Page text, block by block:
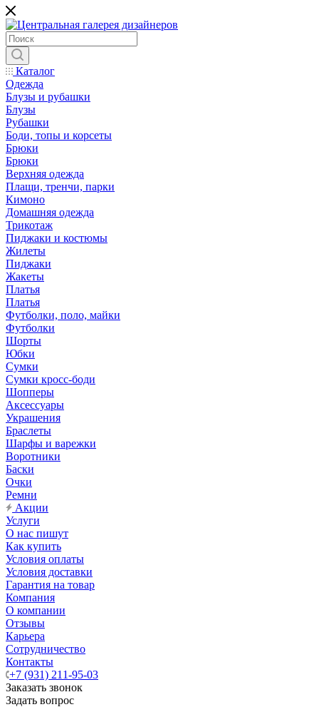
Каталог
Одежда
Блузы и рубашки
Блузы
Рубашки
Боди, топы и корсеты
Брюки
Брюки
Верхняя одежда
Плащи, тренчи, парки
Кимоно
Домашняя одежда
Трикотаж
Пиджаки и костюмы
Жилеты
Пиджаки
Жакеты
Платья
Платья
Футболки, поло, майки
Футболки
Шорты
Юбки
Сумки
Сумки кросс-боди
Шопперы
Аксессуары
Украшения
Браслеты
Шарфы и варежки
Воротники
Баски
Очки
Ремни
Акции
Услуги
О нас пишут
Как купить
Условия оплаты
Условия доставки
Гарантия на товар
Компания
О компании
Отзывы
Карьера
Сотрудничество
Контакты
+7 (931) 211-95-03
Заказать звонок
Задать вопрос